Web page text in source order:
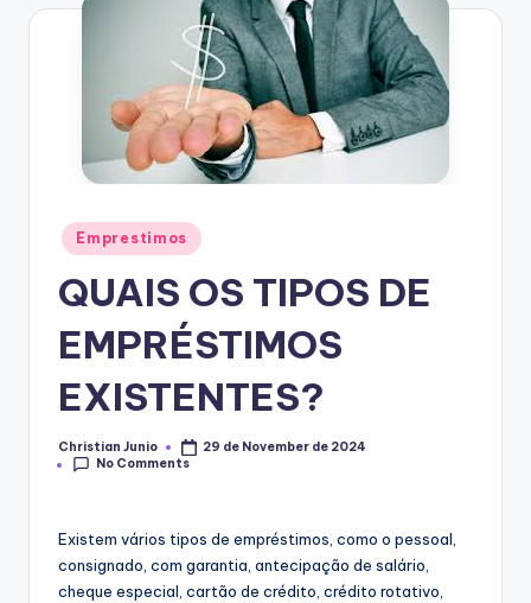
Posted
in
Emprestimos
QUAIS OS TIPOS DE
EMPRÉSTIMOS
EXISTENTES?
Posted
by
Christian Junio
29 de November de 2024
No Comments
Existem vários tipos de empréstimos, como o pessoal,
consignado, com garantia, antecipação de salário,
cheque especial, cartão de crédito, crédito rotativo,